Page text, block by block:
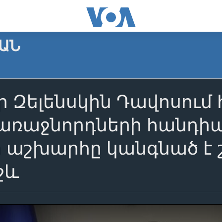
Զելենսկին
աշխարհը կանգնած է